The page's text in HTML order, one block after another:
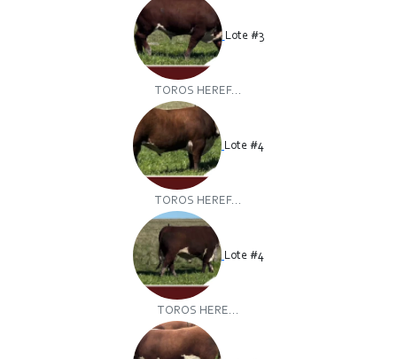
Lote #3
TOROS HEREF...
Lote #4
TOROS HEREF...
Lote #4
TOROS HERE...